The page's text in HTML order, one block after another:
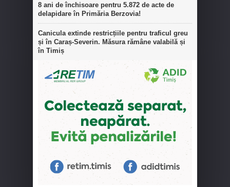
8 ani de închisoare pentru 5.872 de acte de
delapidare în Primăria Berzovia!
Canicula extinde restricțiile pentru traficul greu
și în Caraș-Severin. Măsura rămâne valabilă și
în Timiș